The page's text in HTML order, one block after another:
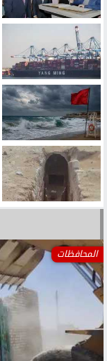
المحافظات